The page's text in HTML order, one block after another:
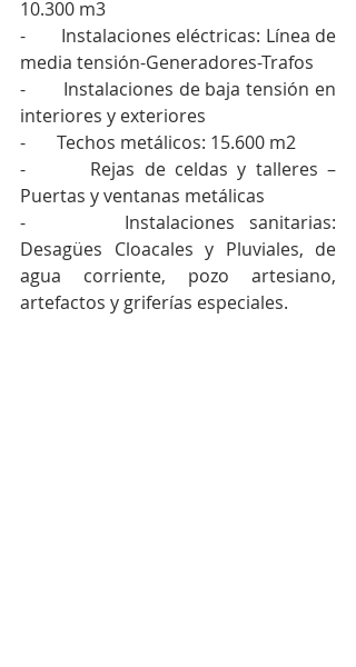
10.300 m3
-       Instalaciones eléctricas: Línea de
media tensión-Generadores-Trafos
-       Instalaciones de baja tensión en
interiores y exteriores
-       Techos metálicos: 15.600 m2
-       Rejas de celdas y talleres –
Puertas y ventanas metálicas
-       Instalaciones sanitarias:
Desagües Cloacales y Pluviales, de
agua corriente, pozo artesiano,
artefactos y griferías especiales.